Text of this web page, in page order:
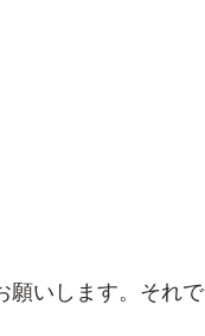
願いします。それで